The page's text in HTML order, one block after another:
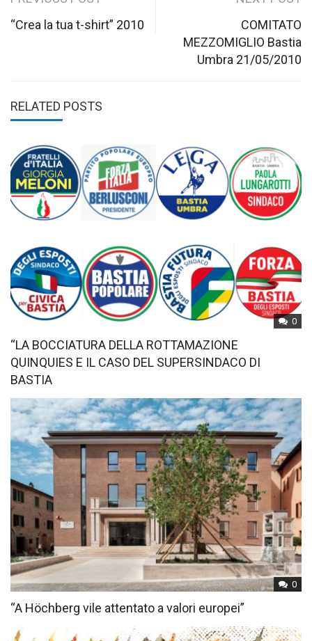
navigation
“Crea la tua t-shirt” 2010
COMITATO
MEZZOMIGLIO Bastia
Umbra 21/05/2010
RELATED POSTS
0
“LA BOCCIATURA DELLA ROTTAMAZIONE
QUINQUIES E IL CASO DEL SUPERSINDACO DI
BASTIA
0
“A Höchberg vile attentato a valori europei”